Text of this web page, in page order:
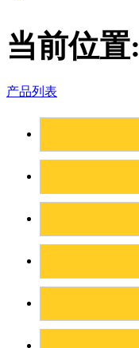
当前位置:
产品列表